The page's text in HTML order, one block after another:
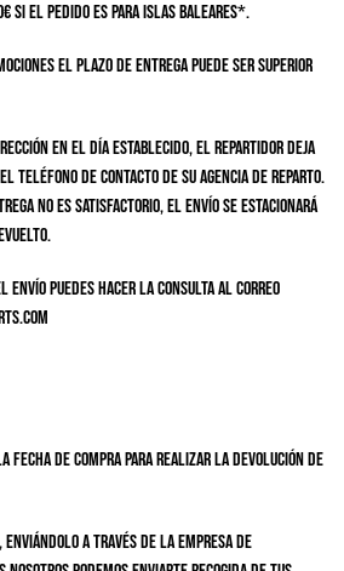
si el pedido es para Islas Baleares*.
el plazo de entrega puede ser superior
en el día establecido, el repartidor deja
teléfono de contacto de su agencia de reparto.
no es satisfactorio, el envío se estacionará
envío puedes hacer la consulta al correo
fecha de compra para realizar la devolución de
a través de la empresa de